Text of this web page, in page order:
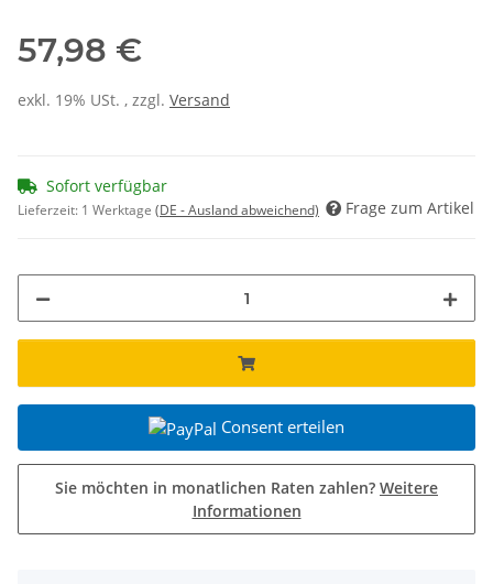
57,98 €
exkl. 19% USt. , zzgl. Versand
Sofort verfügbar
Lieferzeit: 1 Werktage (DE - Ausland abweichend) Frage zum Artikel
Consent erteilen
Sie möchten in monatlichen Raten zahlen? Weitere
Informationen